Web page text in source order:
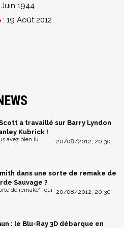
Juin 1944
: 19 Août 2012
a travaillé sur Barry Lyndon
Kubrick !
20/08/2012, 20:30
avez bien lu
dans une sorte de remake de
Sauvage ?
20/08/2012, 20:30
de remake'', oui
: le Blu-Ray 3D débarque en